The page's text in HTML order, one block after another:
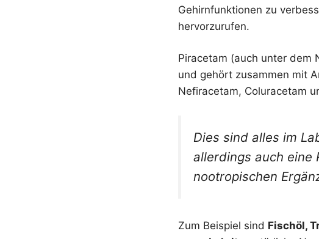
Gehirnfunktionen zu
hervorzurufen.
Piracetam (auch unter dem
und gehört zusammen mit
Nefiracetam, Coluracetam
Dies sind alles im
allerdings auch eine
nootropischen
Zum Beispiel sind Fischöl,